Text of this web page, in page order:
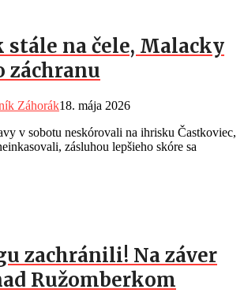
stále na čele, Malacky
záchranu
Záhorák18. mája 2026
v sobotu neskórovali na ihrisku Častkoviec,
zásluhou lepšieho skóre sa
zachránili! Na záver
Ružomberkom